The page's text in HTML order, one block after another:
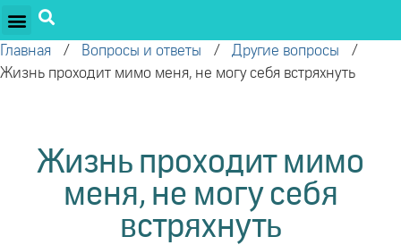
Главная / Вопросы и ответы / Другие вопросы /
Жизнь проходит мимо меня, не могу себя встряхнуть
Жизнь проходит мимо
меня, не могу себя
встряхнуть